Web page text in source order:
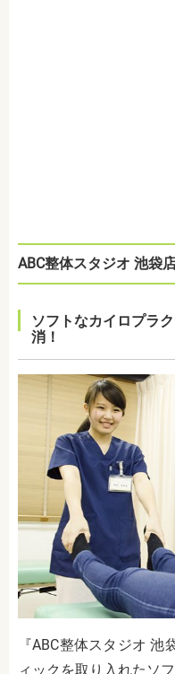
ABC整体スタジオ 池袋
ソフトなカイロプラ
消！
『ABC整体スタジオ
ィックを取り入れたソ